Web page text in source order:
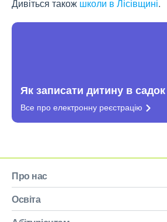
Дивіться також школи в Лісівщині.
Як записати дитину в садок
Все про електронну реєстрацію
Про нас
Освіта